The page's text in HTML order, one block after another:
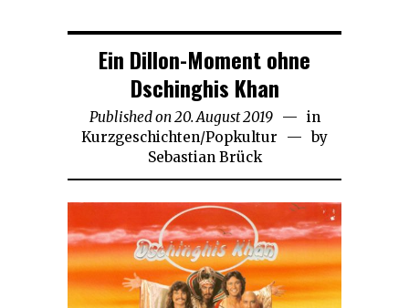
Ein Dillon-Moment ohne
Dschinghis Khan
Published on20. August 201922.
August
in
Kurzgeschichten/Popkultur
by
Sebastian Brück